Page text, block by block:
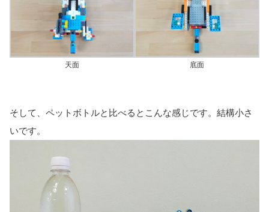
天面 底面
そして、ペットボトルと比べるとこんな感じです。結構小さ
いです。